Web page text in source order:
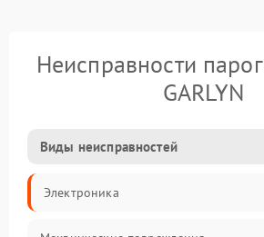
Неисправности
GARLYN
Виды неисправностей
Электроника